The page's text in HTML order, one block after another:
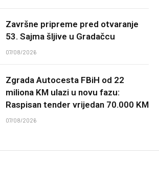
Završne pripreme pred otvaranje
53. Sajma šljive u Gradačcu
07/08/2026
Zgrada Autocesta FBiH od 22
miliona KM ulazi u novu fazu:
Raspisan tender vrijedan 70.000 KM
07/08/2026